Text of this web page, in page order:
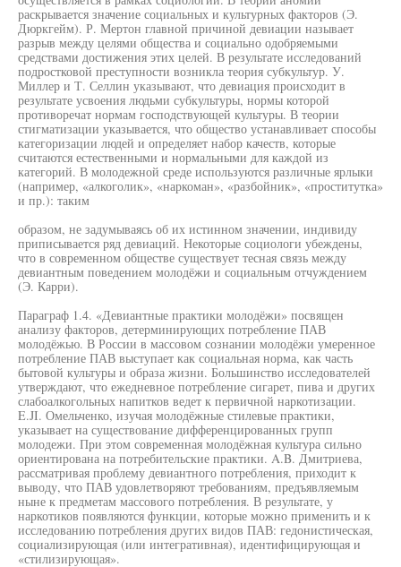
раскрывается значение социальных и культурных факторов (Э.
Дюркгейм). Р. Мертон главной причиной девиации называет
разрыв между целями общества и социально одобряемыми
средствами достижения этих целей. В результате исследований
подростковой преступности возникла теория субкультур. У.
Миллер и Т. Селлин указывают, что девиация происходит в
результате усвоения людьми субкультуры, нормы которой
противоречат нормам господствующей культуры. В теории
стигматизации указывается, что общество устанавливает способы
категоризации людей и определяет набор качеств, которые
считаются естественными и нормальными для каждой из
категорий. В молодежной среде используются различные ярлыки
(например, «алкоголик», «наркоман», «разбойник», «проститутка»
и пр.): таким
образом, не задумываясь об их истинном значении, индивиду
приписывается ряд девиаций. Некоторые социологи убеждены,
что в современном обществе существует тесная связь между
девиантным поведением молодёжи и социальным отчуждением
(Э. Карри).
Параграф 1.4. «Девиантные практики молодёжи» посвящен
анализу факторов, детерминирующих потребление ПАВ
молодёжью. В России в массовом сознании молодёжи умеренное
потребление ПАВ выступает как социальная норма, как часть
бытовой культуры и образа жизни. Большинство исследователей
утверждают, что ежедневное потребление сигарет, пива и других
слабоалкогольных напитков ведет к первичной наркотизации.
E.JI. Омельченко, изучая молодёжные стилевые практики,
указывает на существование дифференцированных групп
молодежи. При этом современная молодёжная культура сильно
ориентирована на потребительские практики. A.B. Дмитриева,
рассматривая проблему девиантного потребления, приходит к
выводу, что ПАВ удовлетворяют требованиям, предъявляемым
ныне к предметам массового потребления. В результате, у
наркотиков появляются функции, которые можно применить и к
исследованию потребления других видов ПАВ: гедонистическая,
социализирующая (или интегративная), идентифицирующая и
«стилизирующая».